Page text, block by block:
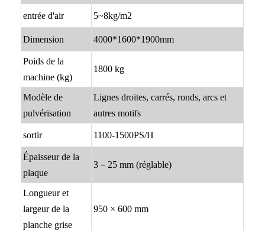
entrée d'air 5~8kg/m2
Dimension 4000*1600*1900mm
Poids de la
machine (kg)
1800 kg
Modèle de
pulvérisation
Lignes droites, carrés, ronds, arcs et
autres motifs
sortir 1100-1500PS/H
Épaisseur de la
plaque
3－25 mm (réglable)
Longueur et
largeur de la
planche grise
950 × 600 mm